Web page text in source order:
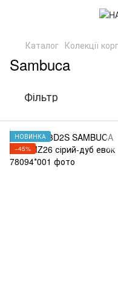
Каталог Колекції
Sambuca
Фільтр
НОВИНКА
−45%